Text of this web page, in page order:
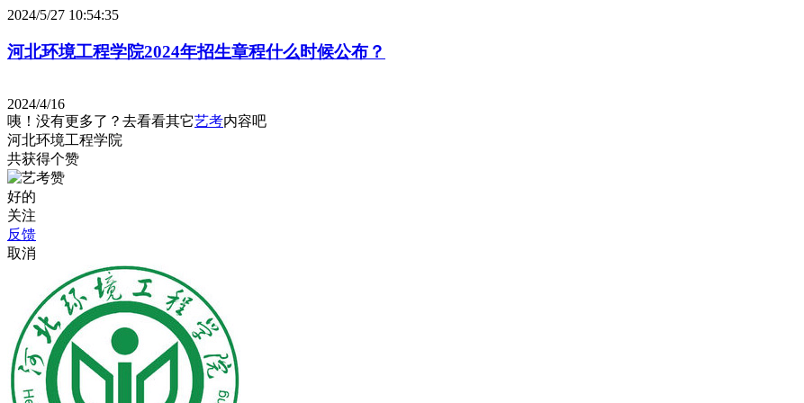
2024/5/27 10:54:35
河北环境工程学院2024年招生章程什么时候公布？
2024/4/16
咦！没有更多了？去看看其它艺考内容吧
河北环境工程学院
共获得个赞
好的
关注
反馈
取消